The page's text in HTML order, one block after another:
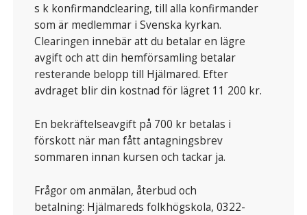
s k konfirmandclearing, till alla konfirmander
som är medlemmar i Svenska kyrkan.
Clearingen innebär att du betalar en lägre
avgift och att din hemförsamling betalar
resterande belopp till Hjälmared. Efter
avdraget blir din kostnad för lägret 11 200 kr.
En bekräftelseavgift på 700 kr betalas i
förskott när man fått antagningsbrev
sommaren innan kursen och tackar ja.
Frågor om anmälan, återbud och
betalning: Hjälmareds folkhögskola, 0322-